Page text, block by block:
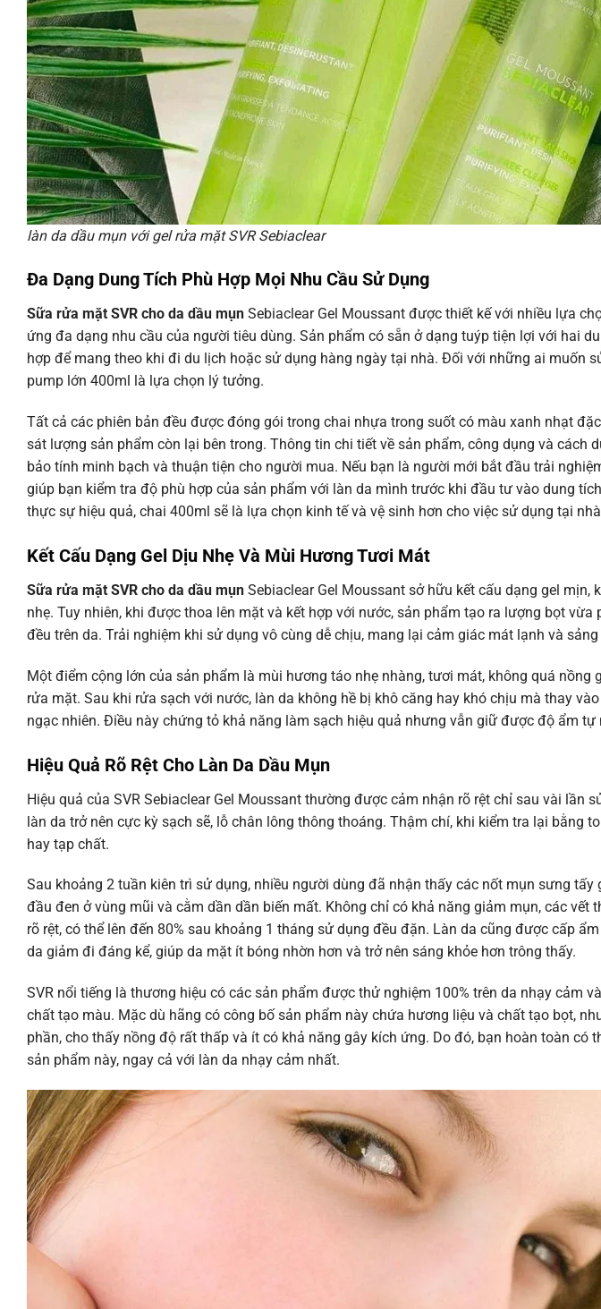
làn da dầu mụn với gel rửa mặt SVR Sebiaclear
Đa Dạng Dung Tích Phù Hợp Mọi Nhu Cầu Sử Dụng
Sữa rửa mặt SVR cho da dầu mụn Sebiaclear Gel Moussant được thiết kế với nhiều lựa
ứng đa dạng nhu cầu của người tiêu dùng. Sản phẩm có sẵn ở dạng tuýp tiện lợi với hai
hợp để mang theo khi đi du lịch hoặc sử dụng hàng ngày tại nhà. Đối với những ai muốn
pump lớn 400ml là lựa chọn lý tưởng.
Tất cả các phiên bản đều được đóng gói trong chai nhựa trong suốt có màu xanh nhạt
sát lượng sản phẩm còn lại bên trong. Thông tin chi tiết về sản phẩm, công dụng và cách
bảo tính minh bạch và thuận tiện cho người mua. Nếu bạn là người mới bắt đầu trải
giúp bạn kiểm tra độ phù hợp của sản phẩm với làn da mình trước khi đầu tư vào dung
thực sự hiệu quả, chai 400ml sẽ là lựa chọn kinh tế và vệ sinh hơn cho việc sử dụng tại
Kết Cấu Dạng Gel Dịu Nhẹ Và Mùi Hương Tươi Mát
Sữa rửa mặt SVR cho da dầu mụn Sebiaclear Gel Moussant sở hữu kết cấu dạng gel
nhẹ. Tuy nhiên, khi được thoa lên mặt và kết hợp với nước, sản phẩm tạo ra lượng bọt vừa
đều trên da. Trải nghiệm khi sử dụng vô cùng dễ chịu, mang lại cảm giác mát lạnh và
Một điểm cộng lớn của sản phẩm là mùi hương táo nhẹ nhàng, tươi mát, không quá nồng
rửa mặt. Sau khi rửa sạch với nước, làn da không hề bị khô căng hay khó chịu mà thay
ngạc nhiên. Điều này chứng tỏ khả năng làm sạch hiệu quả nhưng vẫn giữ được độ ẩm tự
Hiệu Quả Rõ Rệt Cho Làn Da Dầu Mụn
Hiệu quả của SVR Sebiaclear Gel Moussant thường được cảm nhận rõ rệt chỉ sau vài lần
làn da trở nên cực kỳ sạch sẽ, lỗ chân lông thông thoáng. Thậm chí, khi kiểm tra lại bằng
hay tạp chất.
Sau khoảng 2 tuần kiên trì sử dụng, nhiều người dùng đã nhận thấy các nốt mụn sưng
đầu đen ở vùng mũi và cằm dần dần biến mất. Không chỉ có khả năng giảm mụn, các vết
rõ rệt, có thể lên đến 80% sau khoảng 1 tháng sử dụng đều đặn. Làn da cũng được cấp
da giảm đi đáng kể, giúp da mặt ít bóng nhờn hơn và trở nên sáng khỏe hơn trông thấy.
SVR nổi tiếng là thương hiệu có các sản phẩm được thử nghiệm 100% trên da nhạy cảm
chất tạo màu. Mặc dù hãng có công bố sản phẩm này chứa hương liệu và chất tạo bọt,
phần, cho thấy nồng độ rất thấp và ít có khả năng gây kích ứng. Do đó, bạn hoàn toàn có
sản phẩm này, ngay cả với làn da nhạy cảm nhất.